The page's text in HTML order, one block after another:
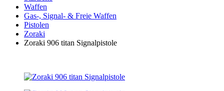
Waffen
Gas-, Signal- & Freie Waffen
Pistolen
Zoraki
Zoraki 906 titan Signalpistole